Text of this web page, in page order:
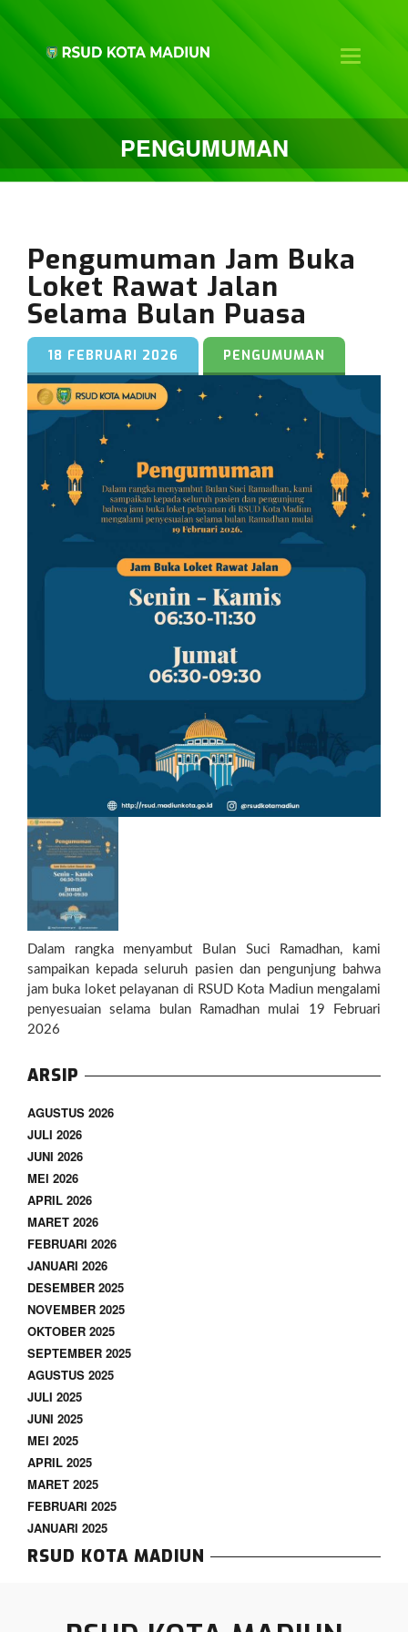
Toggle
PENGUMUMAN
Pengumuman Jam Buka
Loket Rawat Jalan
Selama Bulan Puasa
18 FEBRUARI 2026 PENGUMUMAN
Dalam rangka menyambut Bulan Suci Ramadhan, kami
sampaikan kepada seluruh pasien dan pengunjung bahwa
jam buka loket pelayanan di RSUD Kota Madiun mengalami
penyesuaian selama bulan Ramadhan mulai 19 Februari
2026
ARSIP
AGUSTUS 2026
JULI 2026
JUNI 2026
MEI 2026
APRIL 2026
MARET 2026
FEBRUARI 2026
JANUARI 2026
DESEMBER 2025
NOVEMBER 2025
OKTOBER 2025
SEPTEMBER 2025
AGUSTUS 2025
JULI 2025
JUNI 2025
MEI 2025
APRIL 2025
MARET 2025
FEBRUARI 2025
JANUARI 2025
RSUD KOTA MADIUN